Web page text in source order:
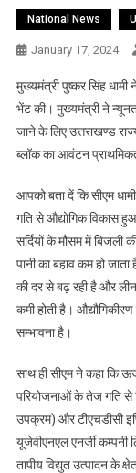
National News
January 17, 2024
मुख्यमंत्री पुष्कर सिंह धामी
भेंट की। मुख्यमंत्री ने
जाने के लिए उत्तराखण्ड
ब्लॉक का आवंटन
आपको बता दें कि सीएम
गति से औद्योगिक विकास
सर्दियों के मौसम में बिजली
पानी का बहाव कम हो
की दर से बढ़ रही है और
कमी होती है।
सम्भावना है।
साथ ही सीएम ने कहा कि
परियोजनाओं के तेज गति से
उपक्रम) और टीएचडीसी
यूजेवीएनएल एनर्जी कम्पनी
तापीय विद्युत उत्पादन के